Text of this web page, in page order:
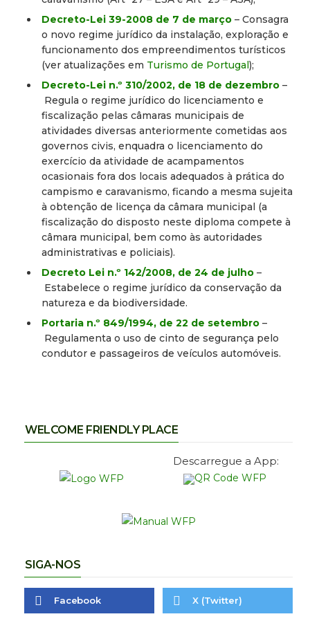
Decreto-Lei 39-2008 de 7 de março – Consagra
o novo regime jurídico da instalação, exploração e
funcionamento dos empreendimentos turísticos
(ver atualizações em Turismo de Portugal);
Decreto-Lei n.º 310/2002, de 18 de dezembro –
Regula o regime jurídico do licenciamento e
fiscalização pelas câmaras municipais de
atividades diversas anteriormente cometidas aos
governos civis, enquadra o licenciamento do
exercício da atividade de acampamentos
ocasionais fora dos locais adequados à prática do
campismo e caravanismo, ficando a mesma sujeita
à obtenção de licença da câmara municipal (a
fiscalização do disposto neste diploma compete à
câmara municipal, bem como às autoridades
administrativas e policiais).
Decreto Lei n.º 142/2008, de 24 de julho –
Estabelece o regime jurídico da conservação da
natureza e da biodiversidade.
Portaria n.º 849/1994, de 22 de setembro –
Regulamenta o uso de cinto de segurança pelo
condutor e passageiros de veículos automóveis.
WELCOME FRIENDLY PLACE
Descarregue a App:
SIGA-NOS
Facebook X (Twitter)